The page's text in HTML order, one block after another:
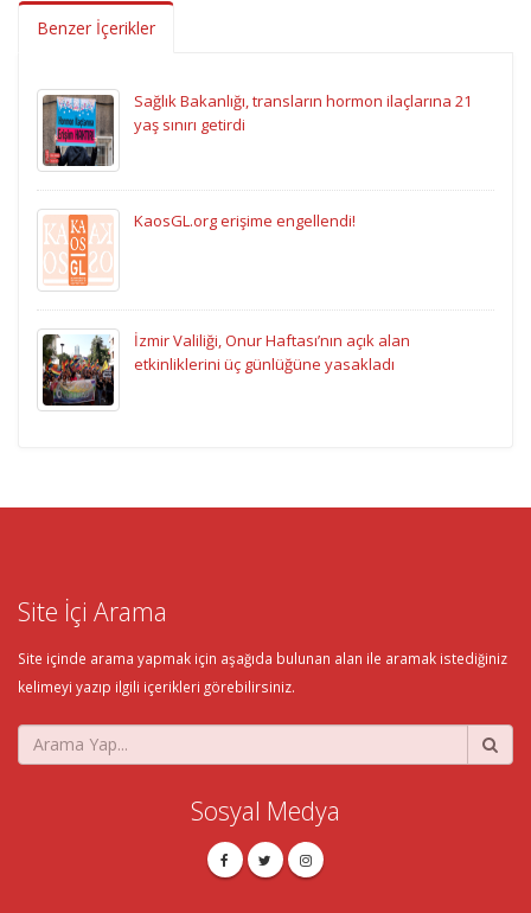
Benzer İçerikler
Sağlık Bakanlığı, transların hormon ilaçlarına 21
yaş sınırı getirdi
KaosGL.org erişime engellendi!
İzmir Valiliği, Onur Haftası’nın açık alan
etkinliklerini üç günlüğüne yasakladı
Site İçi Arama
Site içinde arama yapmak için aşağıda bulunan alan ile aramak istediğiniz
kelimeyi yazıp ilgili içerikleri görebilirsiniz.
Sosyal Medya